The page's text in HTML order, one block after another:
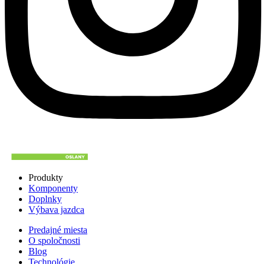
Produkty
Komponenty
Doplnky
Výbava jazdca
Predajné miesta
O spoločnosti
Blog
Technológie